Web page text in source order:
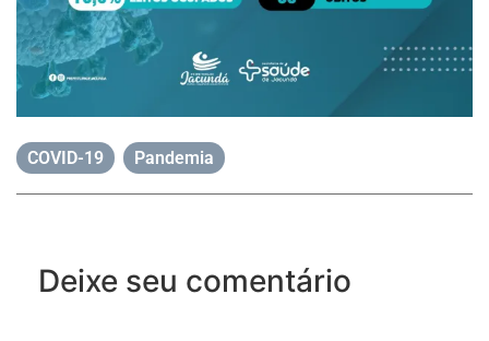
COVID-19 Pandemia
Deixe seu comentário